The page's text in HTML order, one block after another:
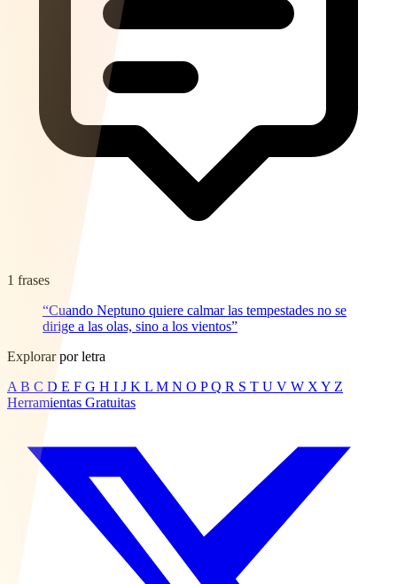
1 frases
“Cuando Neptuno quiere calmar las tempestades no se
dirige a las olas, sino a los vientos”
Explorar por letra
A B C D E F G H I J K L M N O P Q R S T U V W X Y Z
Herramientas Gratuitas